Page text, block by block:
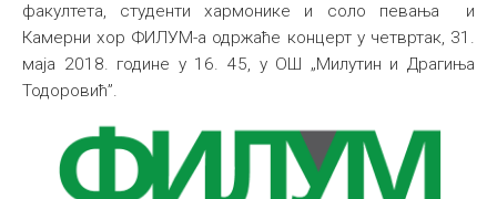
Библиотека
Студенти
Међународна
факултета, студенти хармонике и соло певања и
Камерни хор ФИЛУМ-а одржаће концерт у четвртак, 31.
маја 2018. године у 16. 45, у ОШ „Милутин и Драгиња
Тодоровић”.